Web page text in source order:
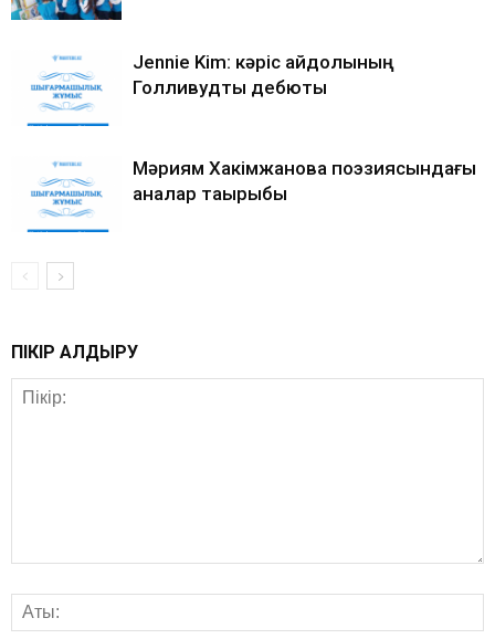
Jennie Kim: кәріс айдолының
Голливудтық дебюты
Мәриям Хакімжанова поэзиясындағы
аналар тақырыбы
ПІКІР ҚАЛДЫРУ